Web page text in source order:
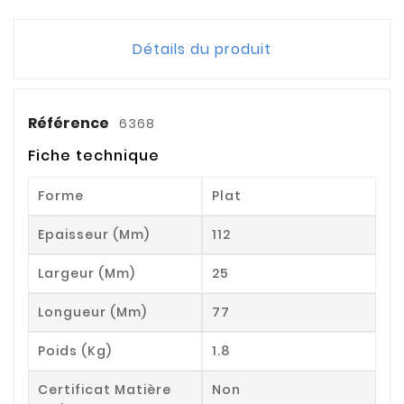
Détails du produit
Référence 6368
Fiche technique
Forme Plat
Epaisseur (mm) 112
Largeur (mm) 25
Longueur (mm) 77
Poids (kg) 1.8
Certificat Matière
Non